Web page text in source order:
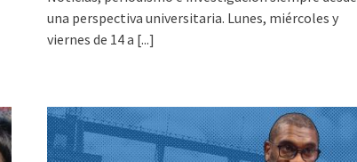
una perspectiva universitaria. Lunes, miércoles y
viernes de 14 a [...]